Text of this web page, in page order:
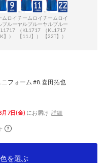
ムロイ
ブルー
】）
チームロイ
ヤルブルー
（KL1717
【11J】）
チームロイ
ヤルブルー
（KL1717
【22T】）
フォーム #8.喜田拓也
月7日(金) にお届け 詳細
を選ぶ